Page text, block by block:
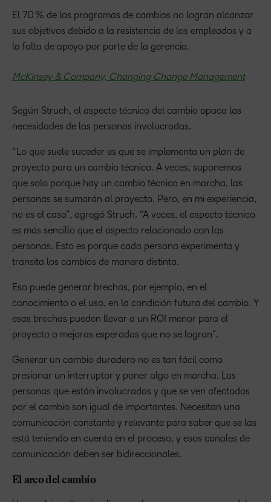
El 70 % de los programas de cambios no logran alcanzar
sus objetivos debido a la resistencia de los empleados y a
la falta de apoyo por parte de la gerencia.
McKinsey & Company, Changing Change Management
Según Struch, el aspecto técnico del cambio opaca las
necesidades de las personas involucradas.
“Lo que suele suceder es que se implementa un plan de
proyecto para un cambio técnico. A veces, suponemos
que solo porque hay un cambio técnico en marcha, las
personas se sumarán al proyecto. Pero, en mi experiencia,
no es el caso”, agregó Struch. “A veces, el aspecto técnico
es más sencillo que el aspecto relacionado con las
personas. Esto es porque cada persona experimenta y
transita los cambios de manera distinta.
Eso puede generar brechas, por ejemplo, en el
conocimiento o el uso, en la condición futura del cambio. Y
esas brechas pueden llevar a un ROI menor para el
proyecto o mejoras esperadas que no se logran”.
Generar un cambio duradero no es tan fácil como
presionar un interruptor y poner algo en marcha. Las
personas que están involucradas y que se ven afectadas
por el cambio son igual de importantes. Necesitan una
comunicación constante y relevante para saber que se las
está teniendo en cuenta en el proceso, y esos canales de
comunicación deben ser bidireccionales.
El arco del cambio